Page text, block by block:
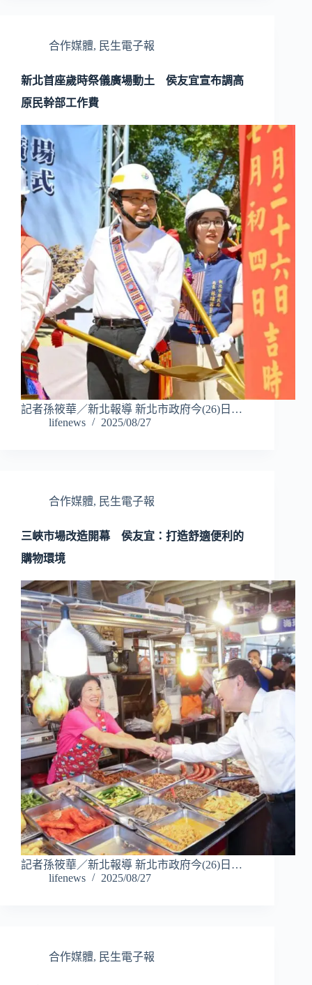
合作媒體, 民生電子報
新北首座歲時祭儀廣場動土 侯友宜宣布調高
原民幹部工作費
記者孫筱華／新北報導 新北市政府今(26)日…
lifenews
2025/08/27
合作媒體, 民生電子報
三峽市場改造開幕 侯友宜：打造舒適便利的
購物環境
記者孫筱華／新北報導 新北市政府今(26)日…
lifenews
2025/08/27
合作媒體, 民生電子報